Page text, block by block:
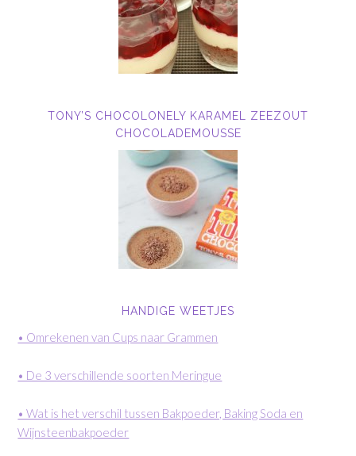
TONY’S CHOCOLONELY KARAMEL ZEEZOUT
CHOCOLADEMOUSSE
HANDIGE WEETJES
• Omrekenen van Cups naar Grammen
• De 3 verschillende soorten Meringue
• Wat is het verschil tussen Bakpoeder, Baking Soda en
Wijnsteenbakpoeder